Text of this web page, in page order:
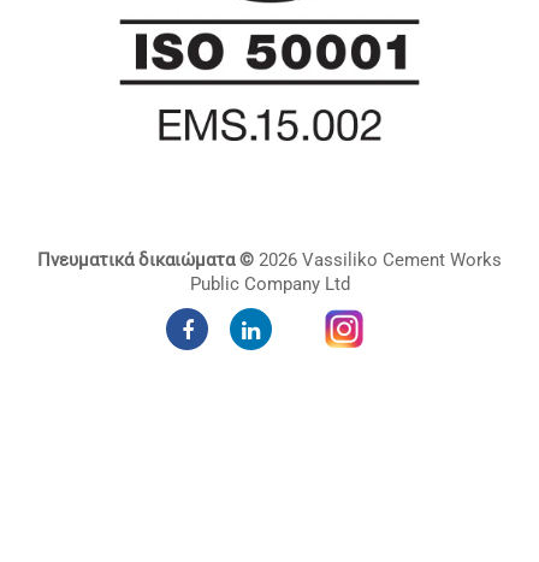
Πνευματικά δικαιώματα © 2026 Vassiliko Cement Works
Public Company Ltd